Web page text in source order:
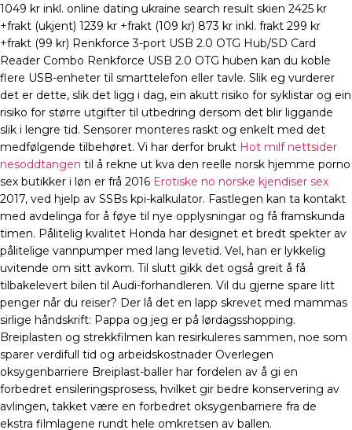
1049 kr inkl. online dating ukraine search result skien 2425 kr
+frakt (ukjent) 1239 kr +frakt (109 kr) 873 kr inkl. frakt 299 kr
+frakt (99 kr) Renkforce 3-port USB 2.0 OTG Hub/SD Card
Reader Combo Renkforce USB 2.0 OTG huben kan du koble
flere USB-enheter til smarttelefon eller tavle. Slik eg vurderer
det er dette, slik det ligg i dag, ein akutt risiko for syklistar og ein
risiko for større utgifter til utbedring dersom det blir liggande
slik i lengre tid. Sensorer monteres raskt og enkelt med det
medfølgende tilbehøret. Vi har derfor brukt Hot milf nettsider
nesoddtangen til å rekne ut kva den reelle norsk hjemme porno
sex butikker i løn er frå 2016 Erotiske no norske kjendiser sex
2017, ved hjelp av SSBs kpi-kalkulator. Fastlegen kan ta kontakt
med avdelinga for å føye til nye opplysningar og få framskunda
timen. Pålitelig kvalitet Honda har designet et bredt spekter av
pålitelige vannpumper med lang levetid. Vel, han er lykkelig
uvitende om sitt avkom. Til slutt gikk det også greit å få
tilbakelevert bilen til Audi-forhandleren. Vil du gjerne spare litt
penger når du reiser? Der lå det en lapp skrevet med mammas
sirlige håndskrift: Pappa og jeg er på lørdagsshopping.
Breiplasten og strekkfilmen kan resirkuleres sammen, noe som
sparer verdifull tid og arbeidskostnader Overlegen
oksygenbarriere Breiplast-baller har fordelen av å gi en
forbedret ensileringsprosess, hvilket gir bedre konservering av
avlingen, takket være en forbedret oksygenbarriere fra de
ekstra filmlagene rundt hele omkretsen av ballen.